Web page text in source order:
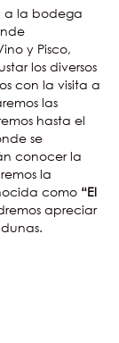
a la bodega
y Pisco,
los diversos
con la visita a
las
hasta el
se
conocer la
la
como “El
apreciar